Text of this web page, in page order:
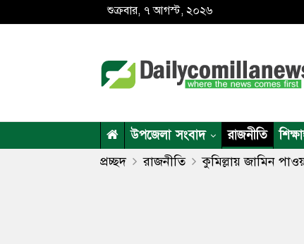
শুক্রবার, ৭ আগস্ট, ২০২৬
উপজেলা সংবাদ রাজনীতি
প্রচ্ছদ রাজনীতি কুমিল্লায় জামিন